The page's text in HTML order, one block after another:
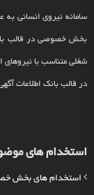
سامانه نیروی انسانی
بخش خصوصی در قالب
شغلی متناسب با نیروهای
در قالب بانک اطلاعات
استخدام های
استخدام های بخش